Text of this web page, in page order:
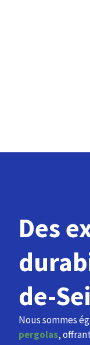
Des
de-
Nous sommes
pergolas,